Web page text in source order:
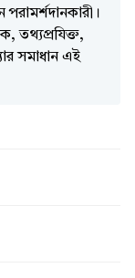
তথ্যপ্রযিক্ত,
সমাধান এই